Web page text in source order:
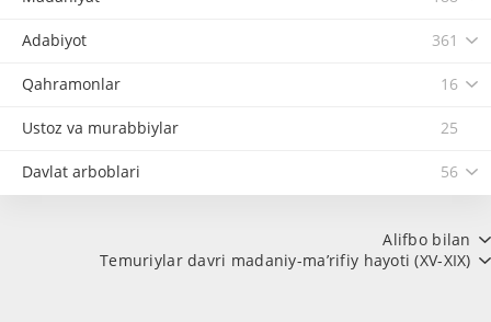
Adabiyot 361
Qahramonlar 16
Ustoz va murabbiylar 25
Davlat arboblari 56
Alifbo bilan
Temuriylar davri madaniy-ma’rifiy hayoti (XV-XIX)